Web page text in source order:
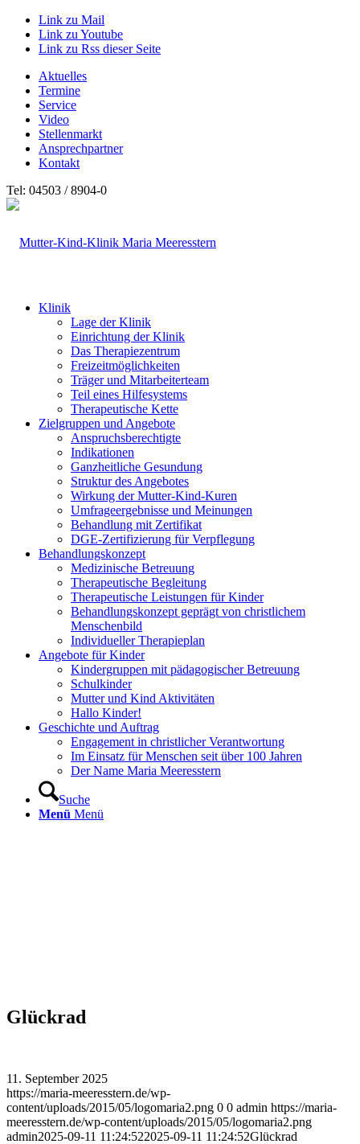
Link zu Mail
Link zu Youtube
Link zu Rss dieser Seite
Aktuelles
Termine
Service
Video
Stellenmarkt
Ansprechpartner
Kontakt
Tel: 04503 / 8904-0
Klinik
Lage der Klinik
Einrichtung der Klinik
Das Therapiezentrum
Freizeitmöglichkeiten
Träger und Mitarbeiterteam
Teil eines Hilfesystems
Therapeutische Kette
Zielgruppen und Angebote
Anspruchsberechtigte
Indikationen
Ganzheitliche Gesundung
Struktur des Angebotes
Wirkung der Mutter-Kind-Kuren
Umfrageergebnisse und Meinungen
Behandlung mit Zertifikat
DGE-Zertifizierung für Verpflegung
Behandlungskonzept
Medizinische Betreuung
Therapeutische Begleitung
Therapeutische Leistungen für Kinder
Behandlungskonzept geprägt von christlichem
Menschenbild
Individueller Therapieplan
Angebote für Kinder
Kindergruppen mit pädagogischer Betreuung
Schulkinder
Mutter und Kind Aktivitäten
Hallo Kinder!
Geschichte und Auftrag
Engagement in christlicher Verantwortung
Im Einsatz für Menschen seit über 100 Jahren
Der Name Maria Meeresstern
Suche
Menü Menü
Glückrad
11. September 2025
https://maria-meeresstern.de/wp-
content/uploads/2015/05/logomaria2.png 0 0 admin https://maria-
meeresstern.de/wp-content/uploads/2015/05/logomaria2.png
admin2025-09-11 11:24:522025-09-11 11:24:52Glückrad